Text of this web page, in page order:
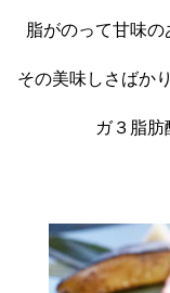
脂がのって甘味の
その美味しさばか
ガ３脂肪